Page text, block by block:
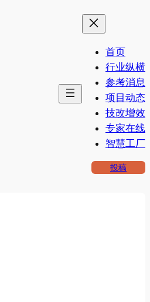
首页
行业纵横
参考消息
项目动态
技改增效
专家在线
智慧工厂
投稿